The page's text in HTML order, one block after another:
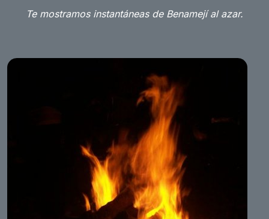
Te mostramos instantáneas de Benamejí al azar.